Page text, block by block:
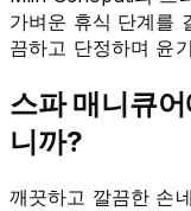
가벼운 휴식 단계를
끔하고 단정하며 윤
스파 매니큐
니까?
깨끗하고 깔끔한 손